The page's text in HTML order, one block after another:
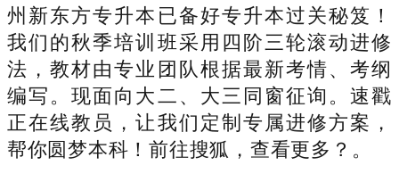
州新东方专升本已备好专升本过关秘笈！
我们的秋季培训班采用四阶三轮滚动进修
法，教材由专业团队根据最新考情、考纲
编写。现面向大二、大三同窗征询。速戳
正在线教员，让我们定制专属进修方案，
帮你圆梦本科！前往搜狐，查看更多？。